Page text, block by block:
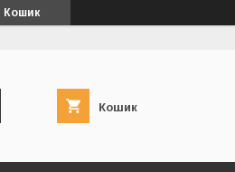
Кошик
Кошик